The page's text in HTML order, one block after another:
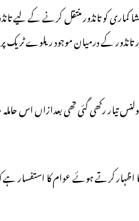
کماری کو تانڈور منتقل کرنے کے
کے درمیان موجود ریلوے ٹریک پر
رکھی گئی تھی بعدازاں اس حاملہ
کرتے ہوئے عوام کا استفسار ہے